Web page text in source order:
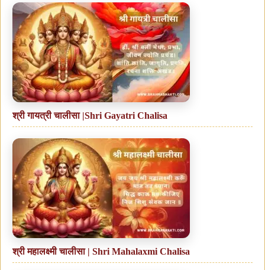
श्री गायत्री चालीसा |Shri Gayatri Chalisa
श्री महालक्ष्मी चालीसा | Shri Mahalaxmi Chalisa